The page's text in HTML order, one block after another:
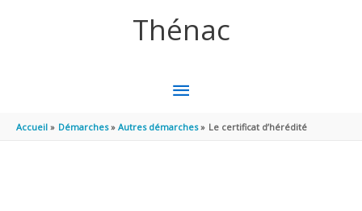
Thénac
MENU
PRINCIPAL
Accueil Démarches Autres démarches Le certificat d’hérédité